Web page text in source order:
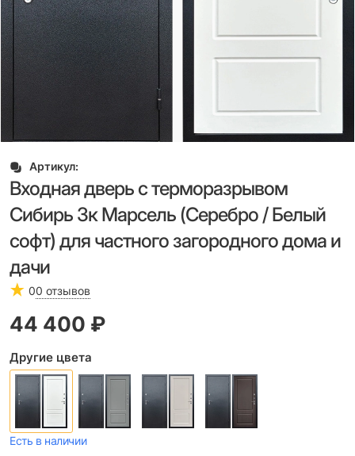
Артикул:
Входная дверь с терморазрывом
Сибирь 3к Марсель (Серебро / Белый
софт) для частного загородного дома и
дачи
00 отзывов
44 400 ₽
Другие цвета
Есть в наличии